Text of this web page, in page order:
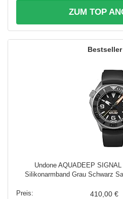
ZUM TOP
Undone AQUADEEP
Silikonarmband Grau Schwarz
410,00 €